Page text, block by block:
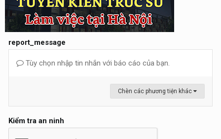
report_message
Tùy chọn nhập tin nhắn với báo cáo của bạn.
Chèn các phương tiện khác
Kiểm tra an ninh